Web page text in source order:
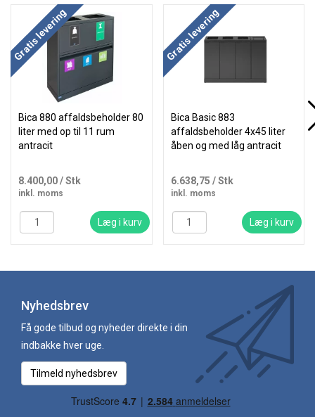
Køb mere og spar
Gratis levering
Bica 880 affaldsbeholder 80
liter med op til 11 rum
antracit
8.400,00/ Stk
inkl. moms
Læg i kurv
Gratis levering
Bica Basic 883
affaldsbeholder 4x45 liter
åben og med låg antracit
6.638,75 / Stk
inkl. moms
Læg i kurv
Nyhedsbrev
Få gode tilbud og nyheder direkte i din
indbakke hver uge.
Tilmeld nyhedsbrev